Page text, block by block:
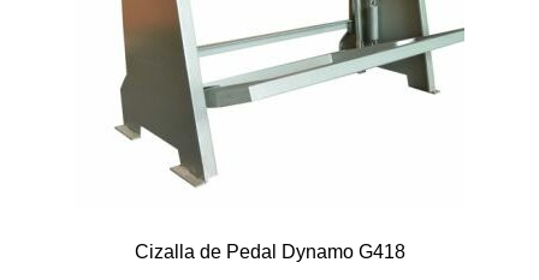
Cizalla de Pedal Dynamo G418